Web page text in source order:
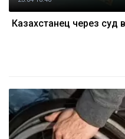
Казахстанец через суд